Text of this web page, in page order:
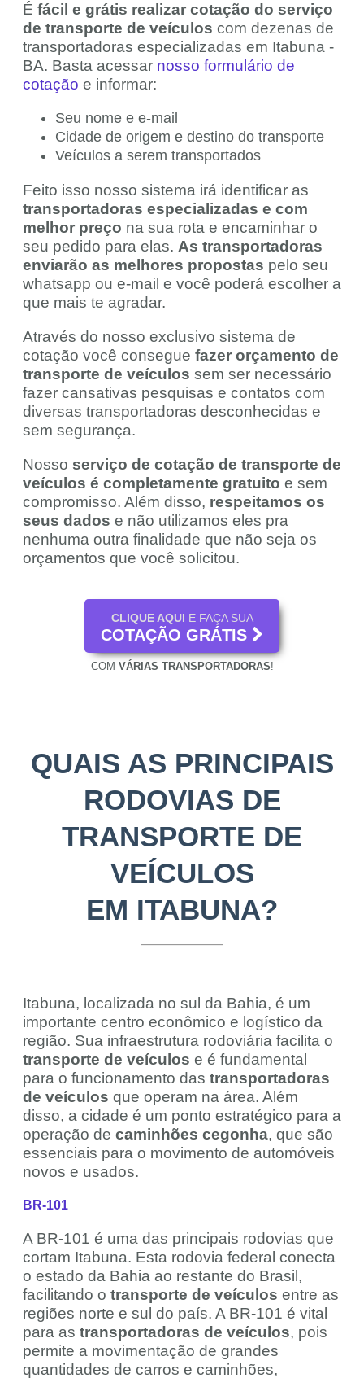
É fácil e grátis realizar cotação do serviço
de transporte de veículos com dezenas de
transportadoras especializadas em Itabuna -
BA. Basta acessar nosso formulário de
cotação e informar:
Seu nome e e-mail
Cidade de origem e destino do transporte
Veículos a serem transportados
Feito isso nosso sistema irá identificar as
transportadoras especializadas e com
melhor preço na sua rota e encaminhar o
seu pedido para elas. As transportadoras
enviarão as melhores propostas pelo seu
whatsapp ou e-mail e você poderá escolher a
que mais te agradar.
Através do nosso exclusivo sistema de
cotação você consegue fazer orçamento de
transporte de veículos sem ser necessário
fazer cansativas pesquisas e contatos com
diversas transportadoras desconhecidas e
sem segurança.
Nosso serviço de cotação de transporte de
veículos é completamente gratuito e sem
compromisso. Além disso, respeitamos os
seus dados e não utilizamos eles pra
nenhuma outra finalidade que não seja os
orçamentos que você solicitou.
CLIQUE AQUI E FAÇA SUA
COTAÇÃO GRÁTIS
COM VÁRIAS TRANSPORTADORAS!
QUAIS AS PRINCIPAIS
RODOVIAS DE
TRANSPORTE DE
VEÍCULOS
EM ITABUNA?
Itabuna, localizada no sul da Bahia, é um
importante centro econômico e logístico da
região. Sua infraestrutura rodoviária facilita o
transporte de veículos e é fundamental
para o funcionamento das transportadoras
de veículos que operam na área. Além
disso, a cidade é um ponto estratégico para a
operação de caminhões cegonha, que são
essenciais para o movimento de automóveis
novos e usados.
BR-101
A BR-101 é uma das principais rodovias que
cortam Itabuna. Esta rodovia federal conecta
o estado da Bahia ao restante do Brasil,
facilitando o transporte de veículos entre as
regiões norte e sul do país. A BR-101 é vital
para as transportadoras de veículos, pois
permite a movimentação de grandes
quantidades de carros e caminhões,